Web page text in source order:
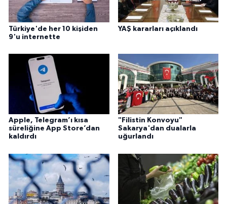
Türkiye'de her 10 kişiden
9'u internette
YAŞ kararları açıklandı
Apple, Telegram’ı kısa
süreliğine App Store’dan
kaldırdı
"Filistin Konvoyu"
Sakarya'dan dualarla
uğurlandı
Kars Müftülüğü
Kayseri Müftülüğü
Kilis Müftülüğü
Kırıkkale Müftülüğü
Kırşehir Müftülüğü
Kocaeli Müftülüğü